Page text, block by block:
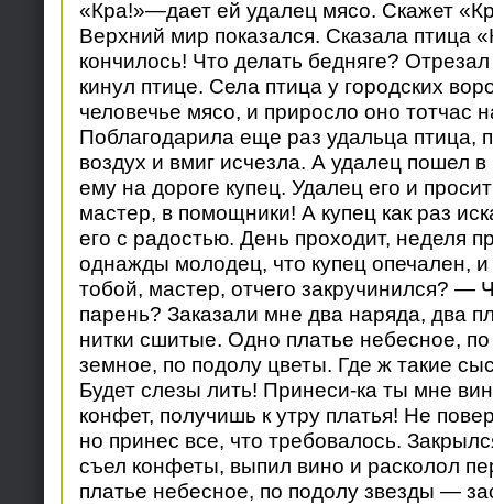
«Кра!»—дает ей удалец мясо. Скажет
Верхний мир показался. Сказала птица
кончилось! Что делать бедняге? Отрезал
кинул птице. Села птица у городских
человечье мясо, и приросло оно тотчас
Поблагодарила еще раз удальца птица,
воздух и вмиг исчезла. А удалец пошел в
ему на дороге купец. Удалец его и
мастер, в помощники! А купец как раз
его с радостью. День проходит, неделя
однажды молодец, что купец опечален,
тобой, мастер, отчего закручинился? —
парень? Заказали мне два наряда, два
нитки сшитые. Одно платье небесное,
земное, по подолу цветы. Где ж такие
Будет слезы лить! Принеси-ка ты мне
конфет, получишь к утру платья! Не
но принес все, что требовалось.
съел конфеты, выпил вино и расколол
платье небесное, по подолу звезды —